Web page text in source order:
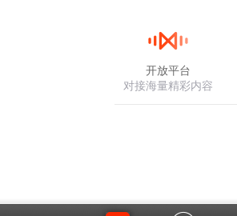
开放平台
对接海量精彩内容